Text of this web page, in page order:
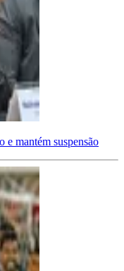
e mantém suspensão